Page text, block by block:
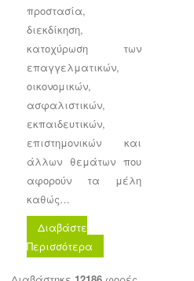
προστασία,
διεκδίκηση,
κατοχύρωση των
επαγγελματικών,
οικονομικών,
ασφαλιστικών,
εκπαιδευτικών,
επιστημονικών και
άλλων θεμάτων που
αφορούν τα μέλη
καθώς…
Διαβάστε
Περισσότερα